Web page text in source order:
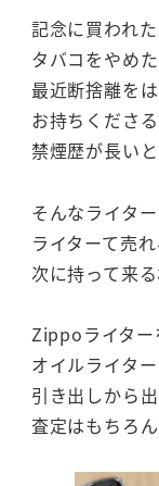
記念に買われ
タバコをやめ
最近断捨離を
お持ちくださ
禁煙歴が長い
そんなライター
ライターて売
次に持って来
Zippoライター
オイルライタ
引き出しから
査定はもちろ